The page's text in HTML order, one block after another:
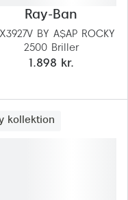
Ray-Ban
BY A$AP ROCKY
2500 Briller
1.898 kr.
kollektion